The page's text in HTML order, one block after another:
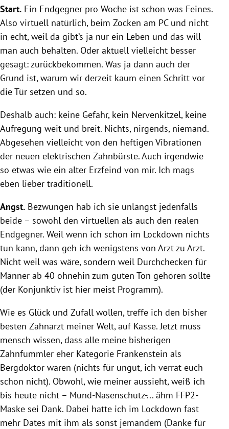
Start. Ein Endgegner pro Woche ist schon was Feines.
Also virtuell natürlich, beim Zocken am PC und nicht
in echt, weil da gibt’s ja nur ein Leben und das will
man auch behalten. Oder aktuell vielleicht besser
gesagt: zurückbekommen. Was ja dann auch der
Grund ist, warum wir derzeit kaum einen Schritt vor
die Tür setzen und so.
Deshalb auch: keine Gefahr, kein Nervenkitzel, keine
Aufregung weit und breit. Nichts, nirgends, niemand.
Abgesehen vielleicht von den heftigen Vibrationen
der neuen elektrischen Zahnbürste. Auch irgendwie
so etwas wie ein alter Erzfeind von mir. Ich mags
eben lieber traditionell.
Angst. Bezwungen hab ich sie unlängst jedenfalls
beide – sowohl den virtuellen als auch den realen
Endgegner. Weil wenn ich schon im Lockdown nichts
tun kann, dann geh ich wenigstens von Arzt zu Arzt.
Nicht weil was wäre, sondern weil Durchchecken für
Männer ab 40 ohnehin zum guten Ton gehören sollte
(der Konjunktiv ist hier meist Programm).
Wie es Glück und Zufall wollen, treffe ich den bisher
besten Zahnarzt meiner Welt, auf Kasse. Jetzt muss
mensch wissen, dass alle meine bisherigen
Zahnfummler eher Kategorie Frankenstein als
Bergdoktor waren (nichts für ungut, ich verrat euch
schon nicht). Obwohl, wie meiner aussieht, weiß ich
bis heute nicht – Mund-Nasenschutz-... ähm FFP2-
Maske sei Dank. Dabei hatte ich im Lockdown fast
mehr Dates mit ihm als sonst jemandem (Danke für